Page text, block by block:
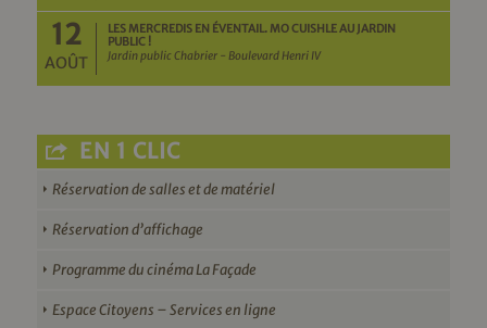
12
AOÛT
LES MERCREDIS EN ÉVENTAIL. MO CUISHLE AU JARDIN
PUBLIC !
Jardin public Chabrier - Boulevard Henri IV
EN 1 CLIC
Réservation de salles et de matériel
Réservation d’affichage
Programme du cinéma La Façade
Espace Citoyens – Services en ligne